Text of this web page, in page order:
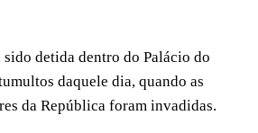
detida dentro do Palácio do
daquele dia, quando as
da República foram invadidas.